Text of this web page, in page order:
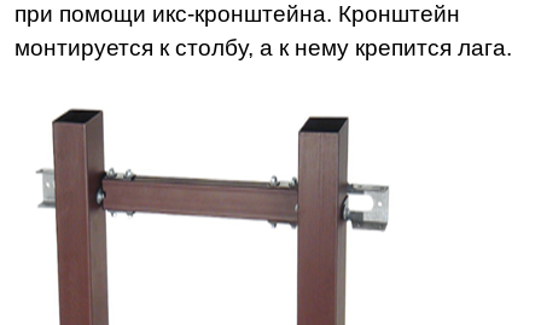
при помощи икс-кронштейна. Кронштейн
монтируется к столбу, а к нему крепится лага.